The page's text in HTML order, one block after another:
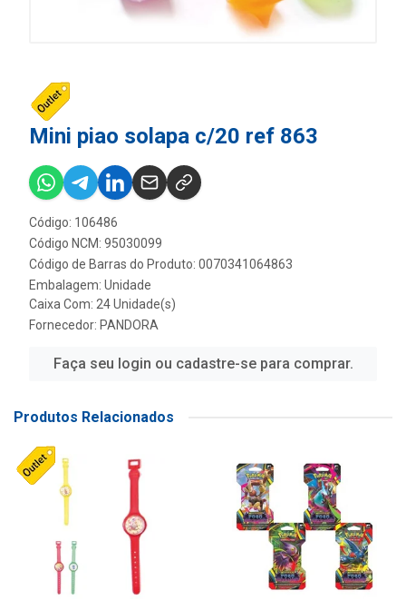
Mini piao solapa c/20 ref 863
Código: 106486
Código NCM: 95030099
Código de Barras do Produto: 0070341064863
Embalagem: Unidade
Caixa Com: 24 Unidade(s)
Fornecedor: PANDORA
Faça seu login ou cadastre-se para comprar.
Produtos Relacionados